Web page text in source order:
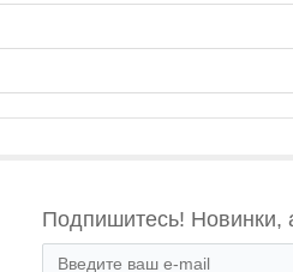
Подпишитесь! Новинки,